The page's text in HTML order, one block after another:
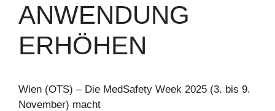
ANWENDUNG
ERHÖHEN
Wien (OTS) – Die MedSafety Week 2025 (3. bis 9.
November) macht